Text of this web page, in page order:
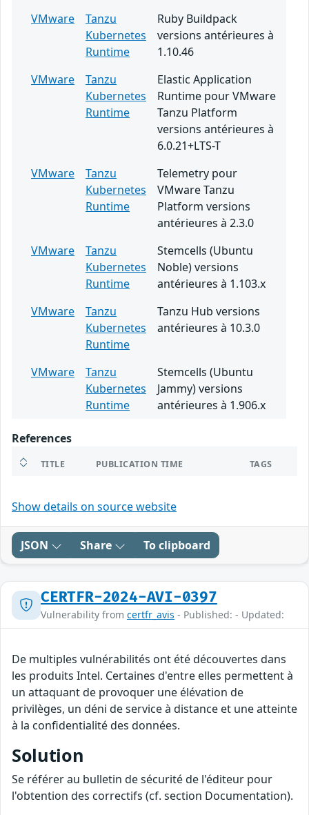
VMware
Tanzu
Kubernetes
Runtime
Ruby Buildpack
versions antérieures à
1.10.46
VMware
Tanzu
Kubernetes
Runtime
Elastic Application
Runtime pour VMware
Tanzu Platform
versions antérieures à
6.0.21+LTS-T
VMware
Tanzu
Kubernetes
Runtime
Telemetry pour
VMware Tanzu
Platform versions
antérieures à 2.3.0
VMware
Tanzu
Kubernetes
Runtime
Stemcells (Ubuntu
Noble) versions
antérieures à 1.103.x
VMware
Tanzu
Kubernetes
Runtime
Tanzu Hub versions
antérieures à 10.3.0
VMware
Tanzu
Kubernetes
Runtime
Stemcells (Ubuntu
Jammy) versions
antérieures à 1.906.x
References
TITLE PUBLICATION TIME TAGS
Show details on source website
JSON Share To clipboard
CERTFR-2024-AVI-0397
Vulnerability from certfr_avis - Published: - Updated:
De multiples vulnérabilités ont été découvertes dans
les produits Intel. Certaines d'entre elles permettent à
un attaquant de provoquer une élévation de
privilèges, un déni de service à distance et une atteinte
à la confidentialité des données.
Solution
Se référer au bulletin de sécurité de l'éditeur pour
l'obtention des correctifs (cf. section Documentation).